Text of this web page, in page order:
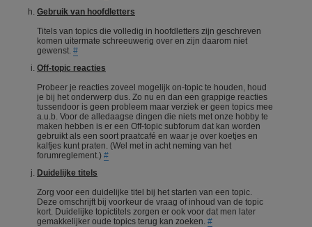
Gebruik van hoofdletters
Titels van topics die volledig in hoofdletters zijn geschreven
komen uitermate schreeuwerig over en zijn daarom niet
gewenst. #
Off-topic reacties
Probeer je reacties zoveel mogelijk on-topic te houden, houd
je bij het onderwerp dus. Zo nu en dan een grappige reacties
tussendoor is geen probleem maar verziek er geen topics mee
a.u.b. Voor de alledaagse dingen die niets met onze hobby te
maken hebben is er een Off-topic subforum dat kan worden
gebruikt als een soort praatcafé en waar je over koetjes en
kalfjes kunt praten. (Wel met in acht neming van het
forumreglement.) #
Duidelijke titels
Zorg voor een duidelijke titel bij het starten van een topic.
Deze omschrijft bij voorkeur de vraag of inhoud van de topic
kort. Duidelijke topictitels zorgen er ook voor dat men later
gemakkelijker oude topics terug kan zoeken. #